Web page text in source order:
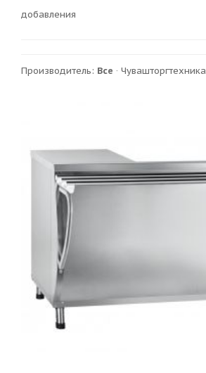
добавления
Производитель: Все · Чувашторгтехника